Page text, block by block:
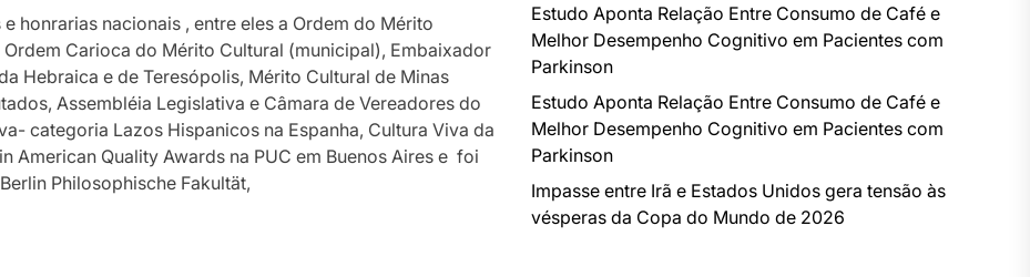
honrarias nacionais , entre eles a Ordem do Mérito
Carioca do Mérito Cultural (municipal), Embaixador
Hebraica e de Teresópolis, Mérito Cultural de Minas
Assembléia Legislativa e Câmara de Vereadores do
categoria Lazos Hispanicos na Espanha, Cultura Viva da
American Quality Awards na PUC em Buenos Aires e foi
Philosophische Fakultät,
Estudo Aponta Relação Entre Consumo de Café e
Melhor Desempenho Cognitivo em Pacientes com
Parkinson
Estudo Aponta Relação Entre Consumo de Café e
Melhor Desempenho Cognitivo em Pacientes com
Parkinson
Impasse entre Irã e Estados Unidos gera tensão às
vésperas da Copa do Mundo de 2026